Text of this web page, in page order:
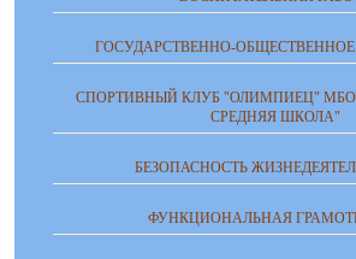
ГОСУДАРСТВЕННО-
СПОРТИВНЫЙ КЛУБ "ОЛИМПИЕЦ"
СРЕДНЯЯ ШКОЛА"
БЕЗОПАСНОСТЬ
ФУНКЦИОНАЛЬНАЯ